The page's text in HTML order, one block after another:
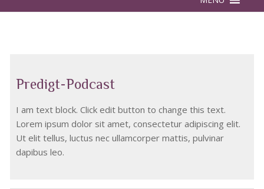
Predigt-Podcast
I am text block. Click edit button to change this text.
Lorem ipsum dolor sit amet, consectetur adipiscing elit.
Ut elit tellus, luctus nec ullamcorper mattis, pulvinar
dapibus leo.